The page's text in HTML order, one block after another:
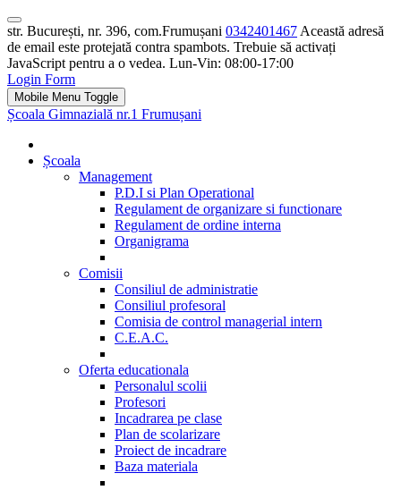
str. București, nr. 396, com.Frumușani 0342401467 Această adresă
de email este protejată contra spambots. Trebuie să activați
JavaScript pentru a o vedea. Lun-Vin: 08:00-17:00
Login Form
Mobile Menu Toggle
Școala Gimnazială nr.1 Frumușani
Școala
Management
P.D.I si Plan Operational
Regulament de organizare si functionare
Regulament de ordine interna
Organigrama
Comisii
Consiliul de administratie
Consiliul profesoral
Comisia de control managerial intern
C.E.A.C.
Oferta educationala
Personalul scolii
Profesori
Incadrarea pe clase
Plan de scolarizare
Proiect de incadrare
Baza materiala